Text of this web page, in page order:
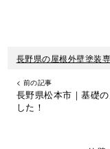
長野県の屋根外壁塗
< 前の記事
長野県松本市｜基礎
した！